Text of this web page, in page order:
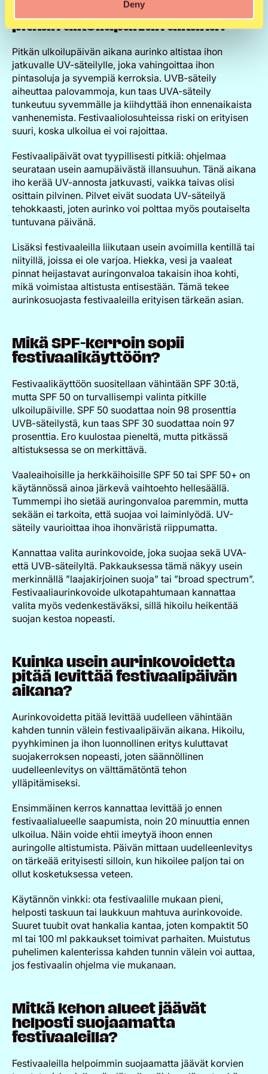
Deny
Miten aurinko vaikuttaa ihoon
pitkän ulkoilupäivän aikana?
Pitkän ulkoilupäivän aikana aurinko altistaa ihon
jatkuvalle UV-säteilylle, joka vahingoittaa ihon
pintasoluja ja syvempiä kerroksia. UVB-säteily
aiheuttaa palovammoja, kun taas UVA-säteily
tunkeutuu syvemmälle ja kiihdyttää ihon ennenaikaista
vanhenemista. Festivaaliolosuhteissa riski on erityisen
suuri, koska ulkoilua ei voi rajoittaa.
Festivaalipäivät ovat tyypillisesti pitkiä: ohjelmaa
seurataan usein aamupäivästä illansuuhun. Tänä aikana
iho kerää UV-annosta jatkuvasti, vaikka taivas olisi
osittain pilvinen. Pilvet eivät suodata UV-säteilyä
tehokkaasti, joten aurinko voi polttaa myös poutaiselta
tuntuvana päivänä.
Lisäksi festivaaleilla liikutaan usein avoimilla kentillä tai
niityillä, joissa ei ole varjoa. Hiekka, vesi ja vaaleat
pinnat heijastavat auringonvaloa takaisin ihoa kohti,
mikä voimistaa altistusta entisestään. Tämä tekee
aurinkosuojasta festivaaleilla erityisen tärkeän asian.
Mikä SPF-kerroin sopii
festivaalikäyttöön?
Festivaalikäyttöön suositellaan vähintään SPF 30:tä,
mutta SPF 50 on turvallisempi valinta pitkille
ulkoilupäiville. SPF 50 suodattaa noin 98 prosenttia
UVB-säteilystä, kun taas SPF 30 suodattaa noin 97
prosenttia. Ero kuulostaa pieneltä, mutta pitkässä
altistuksessa se on merkittävä.
Vaaleaihoisille ja herkkäihoisille SPF 50 tai SPF 50+ on
käytännössä ainoa järkevä vaihtoehto hellesäällä.
Tummempi iho sietää auringonvaloa paremmin, mutta
sekään ei tarkoita, että suojaa voi laiminlyödä. UV-
säteily vaurioittaa ihoa ihonväristä riippumatta.
Kannattaa valita aurinkovoide, joka suojaa sekä UVA-
että UVB-säteilyltä. Pakkauksessa tämä näkyy usein
merkinnällä ”laajakirjoinen suoja” tai ”broad spectrum”.
Festivaaliaurinkovoide ulkotapahtumaan kannattaa
valita myös vedenkestäväksi, sillä hikoilu heikentää
suojan kestoa nopeasti.
Kuinka usein aurinkovoidetta
pitää levittää festivaalipäivän
aikana?
Aurinkovoidetta pitää levittää uudelleen vähintään
kahden tunnin välein festivaalipäivän aikana. Hikoilu,
pyyhkiminen ja ihon luonnollinen eritys kuluttavat
suojakerroksen nopeasti, joten säännöllinen
uudelleenlevitys on välttämätöntä tehon
ylläpitämiseksi.
Ensimmäinen kerros kannattaa levittää jo ennen
festivaalialueelle saapumista, noin 20 minuuttia ennen
ulkoilua. Näin voide ehtii imeytyä ihoon ennen
auringolle altistumista. Päivän mittaan uudelleenlevitys
on tärkeää erityisesti silloin, kun hikoilee paljon tai on
ollut kosketuksessa veteen.
Käytännön vinkki: ota festivaalille mukaan pieni,
helposti taskuun tai laukkuun mahtuva aurinkovoide.
Suuret tuubit ovat hankalia kantaa, joten kompaktit 50
ml tai 100 ml pakkaukset toimivat parhaiten. Muistutus
puhelimen kalenterissa kahden tunnin välein voi auttaa,
jos festivaalin ohjelma vie mukanaan.
Mitkä kehon alueet jäävät
helposti suojaamatta
festivaaleilla?
Festivaaleilla helpoimmin suojaamatta jäävät korvien